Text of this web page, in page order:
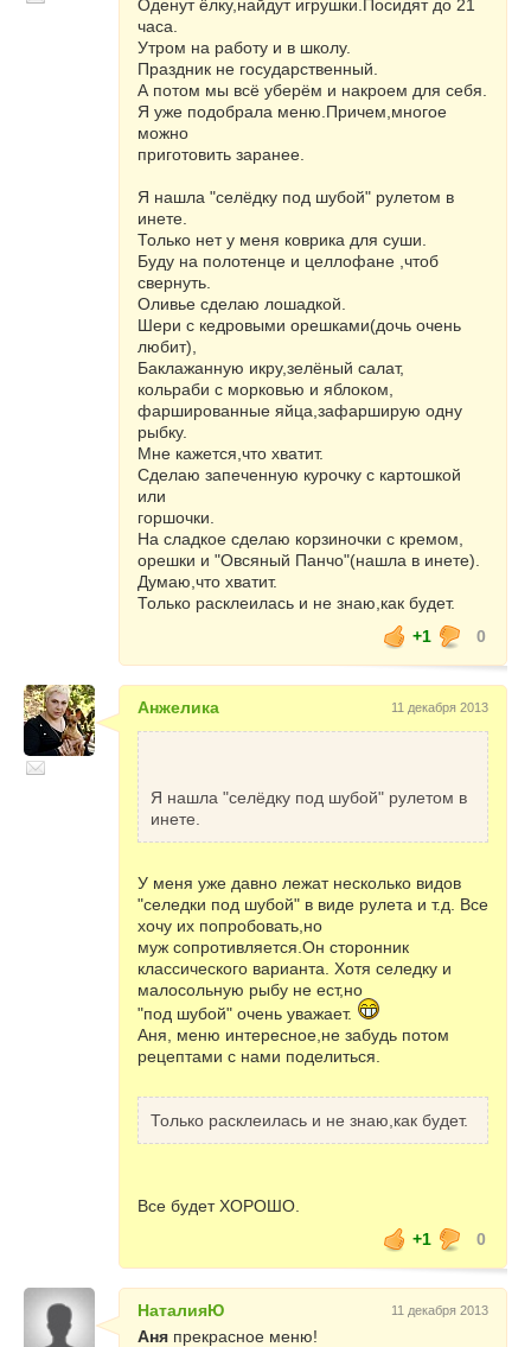
салат. Обязательно надо подать овсяное
печенье.
В форме лошади можно испечь сдобный
праздничный хлеб (из опарного теста) или
пирог (из опарного или песочного теста).
форме лошади нижний и верхний пласты
теста и заранее испечь замечательный
пирог с лимоном.
В качестве трафаретов лошади удобно
использовать подходящие детские
раскраски.
С помощью вырезанных из бумаги
трафаретов можно сделать красивые
украшения на различных готовых блюдах,
посыпав через трафарет различными
посыпками – например, мелко нарезанной
зеленью, измельченным цветным сладким
болгарским перцем, нарезанными
маслинами, тертыми сухариками, какао,
тертым шоколадом и пр.
Для десерта можно приготовить фруктовые
салаты, а также овсяное печенье, иную
Китайская Лошадь не уважает алкоголь,
вместо которого она отдает предпочтение
безалкогольным коктейлям, минеральной
ночь допускается из алкоголя – это
традиционное шампанское. Разумеется,
для русского стола такое китайское
ограничение вовсе не обязательно.
символического «лошадиного» блюда
можно торжественно подать на новогодний
стол маленькие порционные чашечки с 1-2
ст. ложками густо сваренной на воде
овсяной каши, смешанной перед подачей
на стол 1:1 с водкой или сладким вином
(можно добавить и немного предварительно
замоченного, затем мелко нарезанного
изюма, кураги, чернослива).
И после провозглашения праздничного
чашечек съесть маленькими ложечками в
знак своего единства с Хозяйкой года –
Затем хором трижды весело громко
прокричать «И-го-го! И-го-го!! И-го-го!!!»..))))
Оденут ёлку,найдут игрушки.Посидят до 21
часа.
Утром на работу и в школу.
Праздник не государственный.
А потом мы всё уберём и накроем для себя.
Я уже подобрала меню.Причем,многое
можно
приготовить заранее.
Я нашла "селёдку под шубой" рулетом в
инете.
Только нет у меня коврика для суши.
Буду на полотенце и целлофане ,чтоб
свернуть.
Оливье сделаю лошадкой.
Шери с кедровыми орешками(дочь очень
любит),
Баклажанную икру,зелёный салат,
кольраби с морковью и яблоком,
фаршированные яйца,зафарширую одну
рыбку.
Мне кажется,что хватит.
Сделаю запеченную курочку с картошкой
или
горшочки.
На сладкое сделаю корзиночки с кремом,
орешки и "Овсяный Панчо"(нашла в инете).
Думаю,что хватит.
Только расклеилась и не знаю,как будет.
+1
0
Анжелика 11 декабря 2013
Я нашла "селёдку под шубой" рулетом в
инете.
У меня уже давно лежат несколько видов
"селедки под шубой" в виде рулета и т.д. Все
хочу их попробовать,но
муж сопротивляется.Он сторонник
классического варианта. Хотя селедку и
малосольную рыбу не ест,но
"под шубой" очень уважает.
Аня, меню интересное,не забудь потом
рецептами с нами поделиться.
Только расклеилась и не знаю,как будет.
Все будет ХОРОШО.
+1
0
НаталияЮ 11 декабря 2013
Аня прекрасное меню!